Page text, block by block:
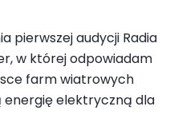
pierwszej audycji Radia
w której odpowiadam
farm wiatrowych
elektryczną dla